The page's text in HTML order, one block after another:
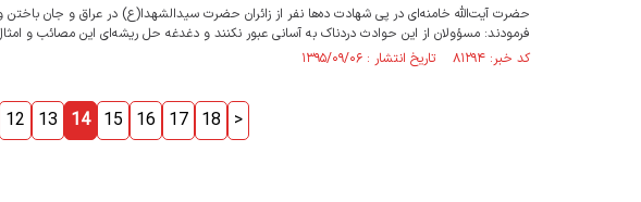
حضرت آیت‌الله خامنه‌ای در پی شهادت ده‌ها نفر از زائران حضرت سیدالشهدا(ع) در عراق و جان‌
فرمودند: مسؤولان از این حوادث دردناک به آسانی عبور نکنند و دغدغه‌ حل ریشه‌ای این مصائب و
کد خبر: ۸۱۲۹۴ تاریخ انتشار : ۱۳۹۵/۰۹/۰۶
12 13 14 15 16 17 18 >